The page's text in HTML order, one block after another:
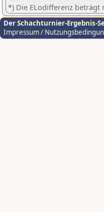
*) Die ELodifferenz beträgt
Der Schachturnier-Ergebnis-
Impressum /